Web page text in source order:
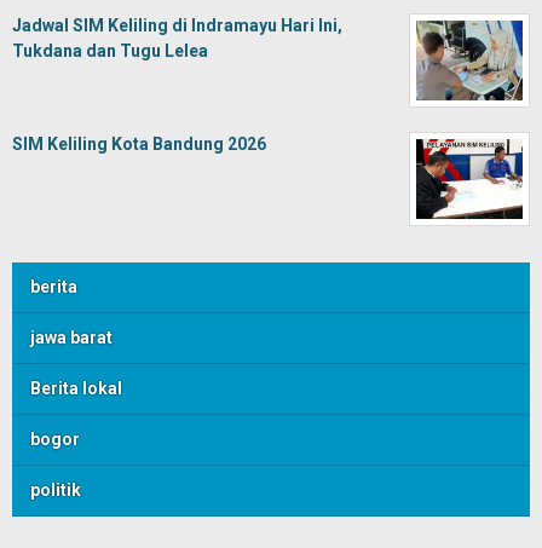
Jadwal SIM Keliling di Indramayu Hari Ini,
Tukdana dan Tugu Lelea
SIM Keliling Kota Bandung 2026
berita
jawa barat
Berita lokal
bogor
politik